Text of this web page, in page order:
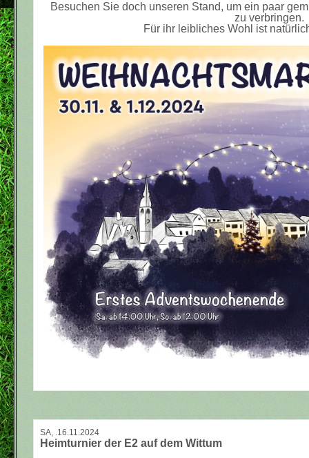
Besuchen Sie doch unseren Stand, um ein paar
zu verbringen.
Für ihr leibliches Wohl ist
SA, .16.11.2024
Heimturnier der E2 auf dem Wittum